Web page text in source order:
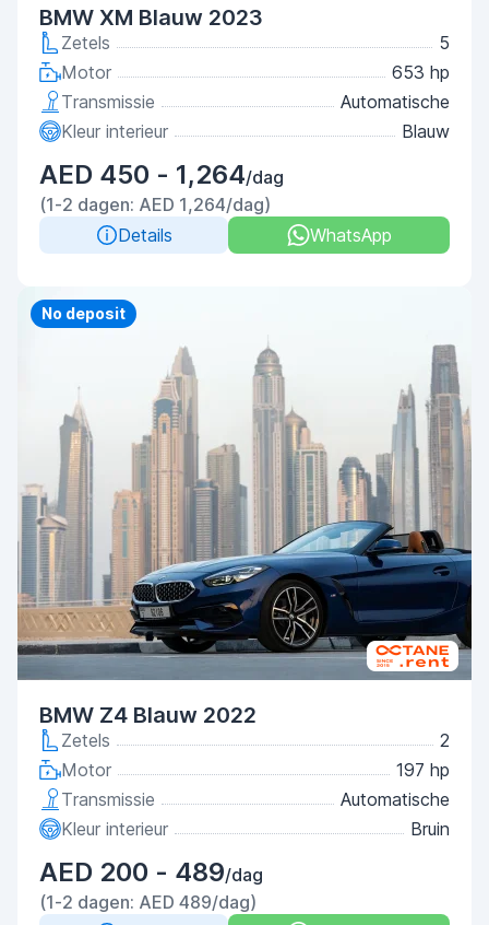
BMW XM Blauw 2023
Zetels
5
Motor
653 hp
Transmissie
Automatische
Kleur interieur
Blauw
AED 450 - 1,264/dag
(1-2 dagen: AED 1,264/dag)
Details
WhatsApp
Priority
No deposit
BMW Z4 Blauw 2022
Zetels
2
Motor
197 hp
Transmissie
Automatische
Kleur interieur
Bruin
AED 200 - 489/dag
(1-2 dagen: AED 489/dag)